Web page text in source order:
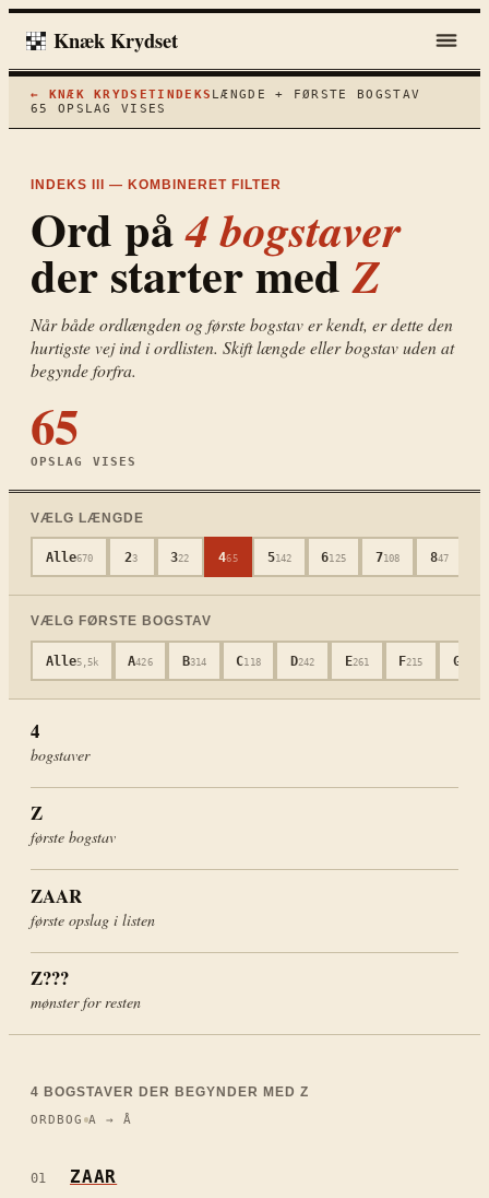
Knæk Krydset
← KNÆK KRYDSETINDEKS LÆNGDE + FØRSTE BOGSTAV
65
OPSLAG VISES
INDEKS III — KOMBINERET FILTER
Ord på4bogstaver
der starter medZ
Når både ordlængden og første bogstav er kendt, er dette den
hurtigste vej ind i ordlisten. Skift længde eller bogstav uden at
begynde forfra.
65
OPSLAG VISES
VÆLG LÆNGDE
Alle670 23 322 465 5142 6125 7108 847
VÆLG FØRSTE BOGSTAV
Alle5,5k A426 B314 C118 D242 E261 F215 G
4
bogstaver
Z
første bogstav
ZAAR
første opslag i listen
Z???
mønster for resten
4 BOGSTAVER DER BEGYNDER MED Z
ORDBOG A → Å
01 ZAAR